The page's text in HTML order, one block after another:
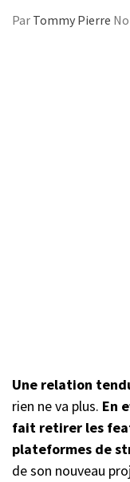
Par Tommy Pierre
Une relation
rien ne va plus. En
fait retirer les
plateformes de
de son nouveau